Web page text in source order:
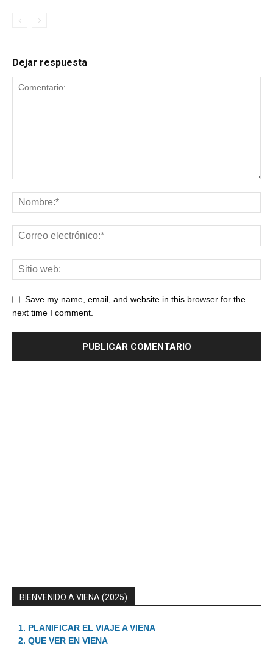
Dejar respuesta
Save my name, email, and website in this browser for the
next time I comment.
BIENVENIDO A VIENA (2025)
1. PLANIFICAR EL VIAJE A VIENA
2. QUE VER EN VIENA